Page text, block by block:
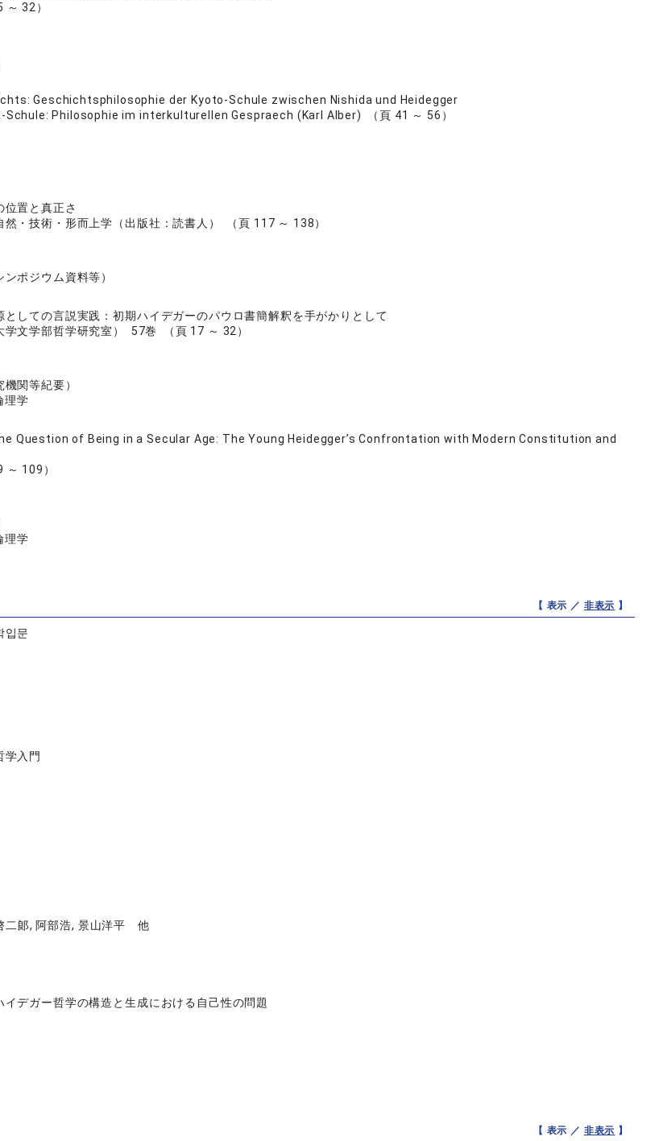
32）
Geschichtsphilosophie der Kyoto-Schule zwischen Nishida und Heidegger
Schule: Philosophie im interkulturellen Gespraech (Karl Alber) （頁 41 ～ 56）
置と真正さ
・技術・形而上学（出版社：読書人） （頁 117 ～ 138）
ポジウム資料等）
としての言説実践：初期ハイデガーのパウロ書簡解釈を手がかりとして
学文学部哲学研究室） 57巻 （頁 17 ～ 32）
関等紀要）
理学
Question of Being in a Secular Age: The Young Heidegger’s Confrontation with Modern Constitution and
109）
理学
【 表示 ／ 非表示 】
입문
学入門
二郞, 阿部浩, 景山洋平 他
イデガー哲学の構造と生成における自己性の問題
【 表示 ／ 非表示 】